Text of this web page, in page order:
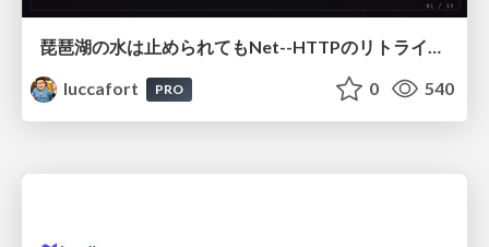
琵琶湖の水は止められてもNet--HTTPのリトライは止められない / You might be able to stop the water flow of Lake Biwa but you can't stop Net::HTTP retries
luccafort
PRO 0 540